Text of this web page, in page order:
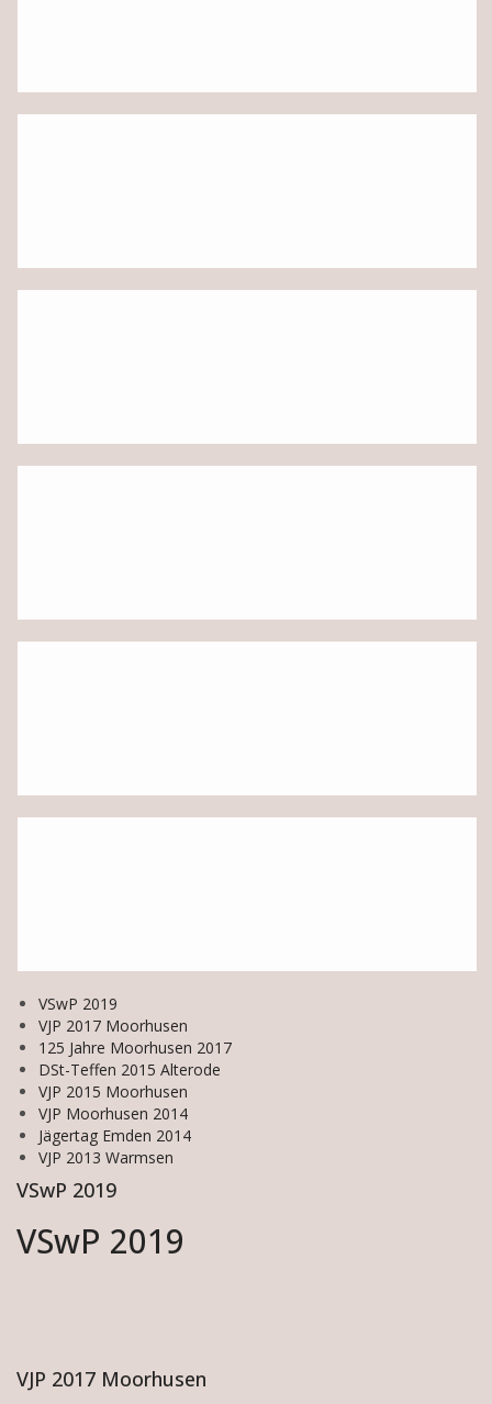
VSwP 2019
VJP 2017 Moorhusen
125 Jahre Moorhusen 2017
DSt-Teffen 2015 Alterode
VJP 2015 Moorhusen
VJP Moorhusen 2014
Jägertag Emden 2014
VJP 2013 Warmsen
VSwP 2019
VSwP 2019
VJP 2017 Moorhusen